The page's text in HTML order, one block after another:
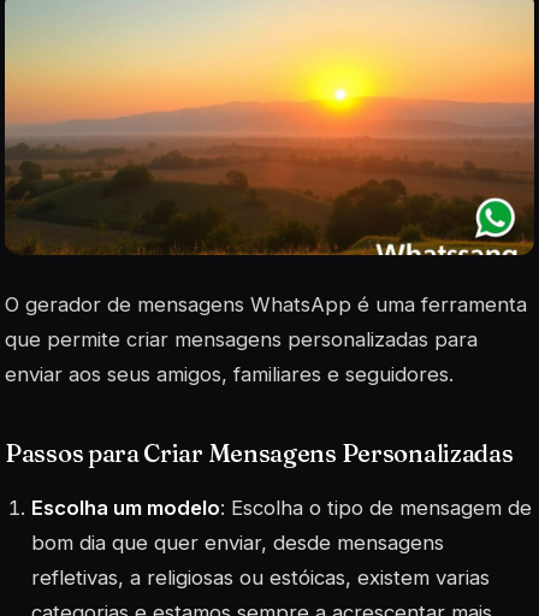
O gerador de mensagens WhatsApp é uma ferramenta
que permite criar mensagens personalizadas para
enviar aos seus amigos, familiares e seguidores.
Passos para Criar Mensagens Personalizadas
Escolha um modelo: Escolha o tipo de mensagem de
bom dia que quer enviar, desde mensagens
refletivas, a religiosas ou estóicas, existem varias